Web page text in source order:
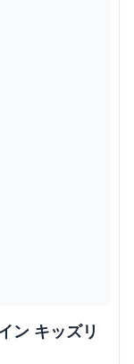
ン キッズリ